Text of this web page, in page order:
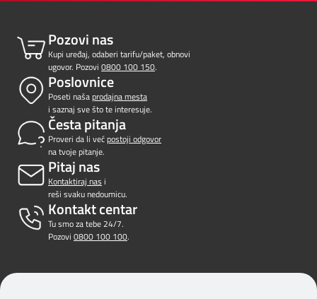
Pozovi nas
Kupi uređaj, odaberi tarifu/paket, obnovi
ugovor. Pozovi 0800 100 150.
Poslovnice
Poseti našaprodajna mesta
i saznaj sve što te interesuje.
Česta pitanja
Proveri da li većpostoji odgovor
na tvoje pitanje.
Pitaj nas
Kontaktiraj nas i
reši svaku nedoumicu.
Kontakt centar
Tu smo za tebe 24/7.
Pozovi 0800 100 100.